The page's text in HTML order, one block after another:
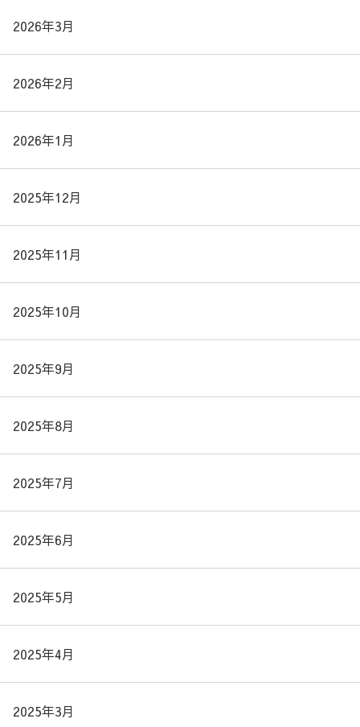
2026年3月
2026年2月
2026年1月
2025年12月
2025年11月
2025年10月
2025年9月
2025年8月
2025年7月
2025年6月
2025年5月
2025年4月
2025年3月